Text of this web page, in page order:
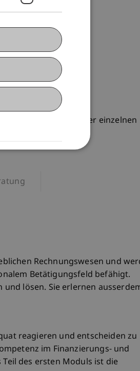
über die Inhalte der einzelnen
Rechnungswesen und
Betätigungsfeld befähigt.
lösen. Sie erlernen
reagieren und entscheiden zu
im Finanzierungs‐ und
des ersten Moduls ist die